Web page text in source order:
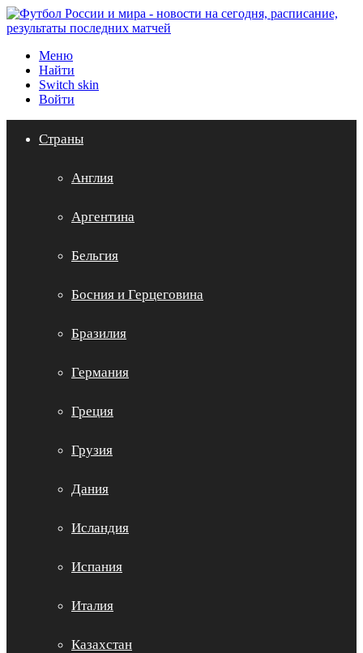
Меню
Найти
Switch skin
Войти
Страны
Англия
Аргентина
Бельгия
Босния и Герцеговина
Бразилия
Германия
Греция
Грузия
Дания
Исландия
Испания
Италия
Казахстан